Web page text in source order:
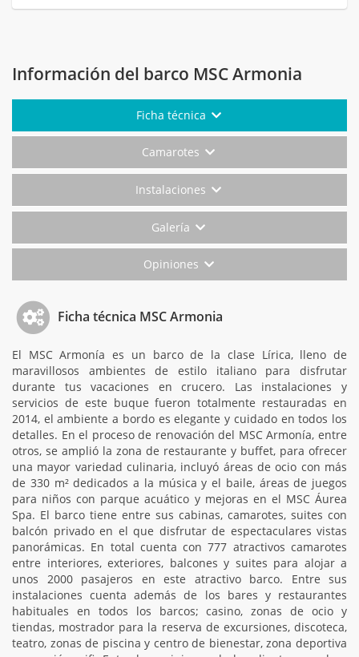
Información del barco MSC Armonia
Ficha técnica
Camarotes
Instalaciones
Galería
Opiniones
Ficha técnica MSC Armonia
El MSC Armonía es un barco de la clase Lírica, lleno de
maravillosos ambientes de estilo italiano para disfrutar
durante tus vacaciones en crucero. Las instalaciones y
servicios de este buque fueron totalmente restauradas en
2014, el ambiente a bordo es elegante y cuidado en todos los
detalles. En el proceso de renovación del MSC Armonía, entre
otros, se amplió la zona de restaurante y buffet, para ofrecer
una mayor variedad culinaria, incluyó áreas de ocio con más
de 330 m² dedicados a la música y el baile, áreas de juegos
para niños con parque acuático y mejoras en el MSC Áurea
Spa. El barco tiene entre sus cabinas, camarotes, suites con
balcón privado en el que disfrutar de espectaculares vistas
panorámicas. En total cuenta con 777 atractivos camarotes
entre interiores, exteriores, balcones y suites para alojar a
unos 2000 pasajeros en este atractivo barco. Entre sus
instalaciones cuenta además de los bares y restaurantes
habituales en todos los barcos; casino, zonas de ocio y
tiendas, mostrador para la reserva de excursiones, discoteca,
teatro, zonas de piscina y centro de bienestar, zona deportiva